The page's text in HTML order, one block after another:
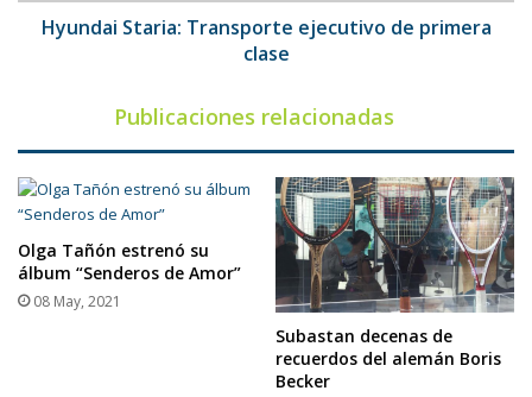
Hyundai Staria: Transporte ejecutivo de primera
clase
Publicaciones relacionadas
Olga Tañón estrenó su
álbum “Senderos de Amor”
08 May, 2021
Subastan decenas de
recuerdos del alemán Boris
Becker